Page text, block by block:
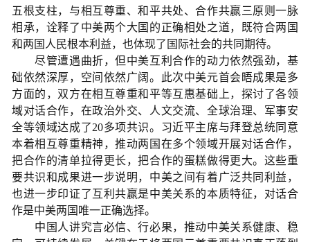
五根支柱，与相互尊重、和平共处、合作共赢三原则一脉
相承，诠释了中美两个大国的正确相处之道，既符合两国
和两国人民根本利益，也体现了国际社会的共同期待。
尽管遭遇曲折，但中美互利合作的动力依然强劲，基
础依然深厚，空间依然广阔。此次中美元首会晤成果是多
方面的，双方在相互尊重和平等互惠基础上，探讨了各领
域对话合作，在政治外交、人文交流、全球治理、军事安
全等领域达成了20多项共识。习近平主席与拜登总统同意
本着相互尊重精神，推动两国在多个领域开展对话合作，
把合作的清单拉得更长，把合作的蛋糕做得更大。这些重
要共识和成果进一步说明，中美之间有着广泛共同利益，
也进一步印证了互利共赢是中美关系的本质特征，对话合
作是中美两国唯一正确选择。
中国人讲究言必信、行必果，推动中美关系健康、稳